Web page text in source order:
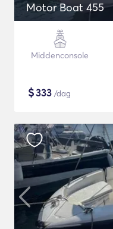
Motor Boat 455
Middenconsole
$333 /dag